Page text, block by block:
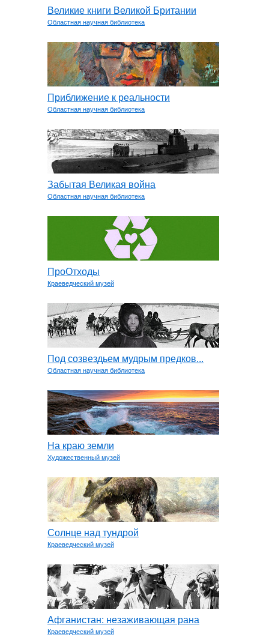
Великие книги Великой Британии
Областная научная библиотека
Приближение к реальности
Областная научная библиотека
Забытая Великая война
Областная научная библиотека
ПроОтходы
Краеведческий музей
Под созвездьем мудрым предков...
Областная научная библиотека
На краю земли
Художественный музей
Солнце над тундрой
Краеведческий музей
Афганистан: незаживающая рана
Краеведческий музей